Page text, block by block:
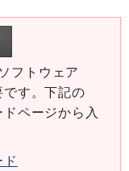
フトウェア
す。下記の
ページから入